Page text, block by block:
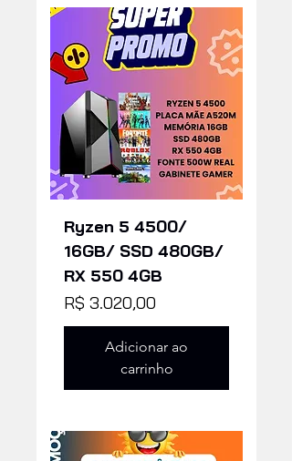
Ryzen 5 4500/
16GB/ SSD 480GB/
RX 550 4GB
Preço
R$ 3.020,00
Adicionar ao
carrinho